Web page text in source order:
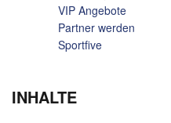
VIP Angebote
Partner werden
Sportfive
INHALTE